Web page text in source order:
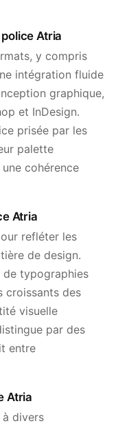
Atria
y compris
intégration fluide
graphique,
et InDesign.
prisée par les
palette
cohérence
Atria
refléter les
de design.
de typographies
croissants des
visuelle
par des
entre
Atria
divers